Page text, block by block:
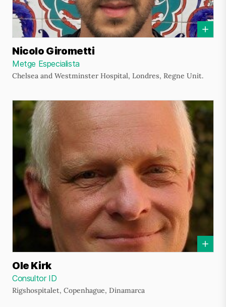
Nicolo Girometti
Metge Especialista
Chelsea and Westminster Hospital, Londres, Regne Unit.
Ole Kirk
Consultor ID
Rigshospitalet, Copenhague, Dinamarca